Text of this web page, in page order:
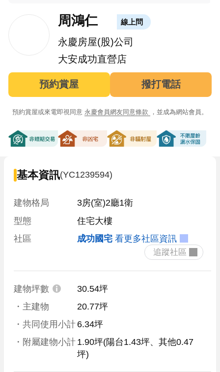
周鴻仁 線上問
永慶房屋(股)公司
大安成功直營店
預約賞屋 撥打電話
預約賞屋或來電即視同意 永慶會員網友同意條款 ，並成為網站會員。
基本資訊(YC1239594)
建物格局
3房(室)2廳1衛
型態
住宅大樓
社區
成功國宅 看更多社區資訊
建物坪數
30.54坪
・主建物
20.77坪
・共同使用小計 6.34坪
・附屬建物小計 1.90坪(陽台1.43坪、其他0.47
坪)